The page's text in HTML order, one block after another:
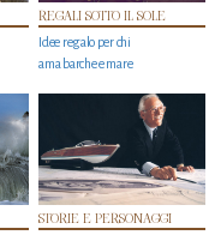
REGALI SOTTO IL SOLE
Idee regalo per chi
ama barche e mare
STORIE E PERSONAGGI